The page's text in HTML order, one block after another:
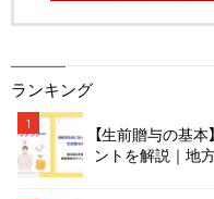
ランキング
1
【生前贈与の基
ントを解説｜地